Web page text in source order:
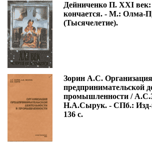
Дейниченко П. XXI век:
кончается. - М.: Олма-
(Тысячелетие).
Зорин А.С. Организация
предпринимательской
промышленности /
Н.А.Сырук. - СПб.:
136 с.